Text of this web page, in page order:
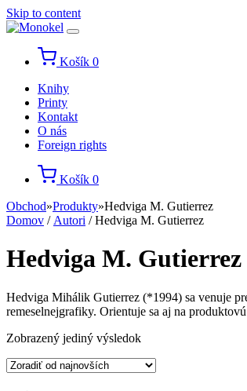
Skip to content
Košík 0
Knihy
Printy
Kontakt
O nás
Foreign rights
Košík 0
Obchod»Produkty»Hedviga M. Gutierrez
Domov / Autori / Hedviga M. Gutierrez
Hedviga M. Gutierrez
Hedviga Mihálik Gutierrez (*1994) sa venuje
remeselnejgrafiky. Orientuje sa aj na
Zobrazený jediný výsledok